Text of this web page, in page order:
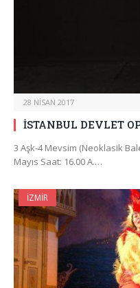
28 NISAN 2017
İSTANBUL DEVLET
3 Aşk-4 Mevsim (Neoklasik
Mayıs Saat: 16.00 A.…
İZMIR